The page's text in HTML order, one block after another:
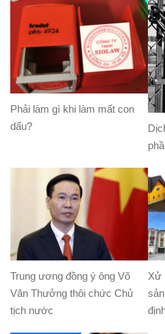
Phải làm gì khi làm mất con
dấu?
Trung ương đồng ý ông Võ
Văn Thưởng thôi chức Chủ
tịch nước
Xử